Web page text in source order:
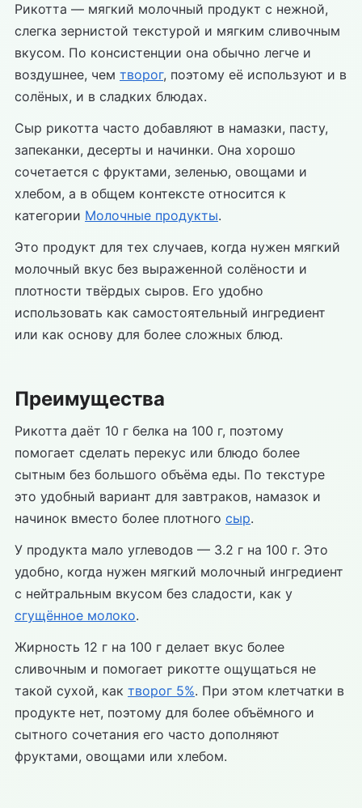
Рикотта — мягкий молочный продукт с нежной,
слегка зернистой текстурой и мягким сливочным
вкусом. По консистенции она обычно легче и
воздушнее, чем творог, поэтому её используют и в
солёных, и в сладких блюдах.
Сыр рикотта часто добавляют в намазки, пасту,
запеканки, десерты и начинки. Она хорошо
сочетается с фруктами, зеленью, овощами и
хлебом, а в общем контексте относится к
категории Молочные продукты.
Это продукт для тех случаев, когда нужен мягкий
молочный вкус без выраженной солёности и
плотности твёрдых сыров. Его удобно
использовать как самостоятельный ингредиент
или как основу для более сложных блюд.
Преимущества
Рикотта даёт 10 г белка на 100 г, поэтому
помогает сделать перекус или блюдо более
сытным без большого объёма еды. По текстуре
это удобный вариант для завтраков, намазок и
начинок вместо более плотного сыр.
У продукта мало углеводов — 3.2 г на 100 г. Это
удобно, когда нужен мягкий молочный ингредиент
с нейтральным вкусом без сладости, как у
сгущённое молоко.
Жирность 12 г на 100 г делает вкус более
сливочным и помогает рикотте ощущаться не
такой сухой, как творог 5%. При этом клетчатки в
продукте нет, поэтому для более объёмного и
сытного сочетания его часто дополняют
фруктами, овощами или хлебом.